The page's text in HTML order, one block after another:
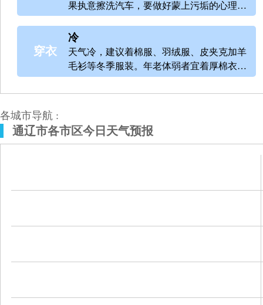
果执意擦洗汽车，要做好蒙上污垢的心理准
冷
穿衣
天气冷，建议着棉服、羽绒服、皮夹克加羊
毛衫等冬季服装。年老体弱者宜着厚棉衣、
冬大衣或厚羽绒服。
各城市导航 :
通辽市各市区今日天气预报